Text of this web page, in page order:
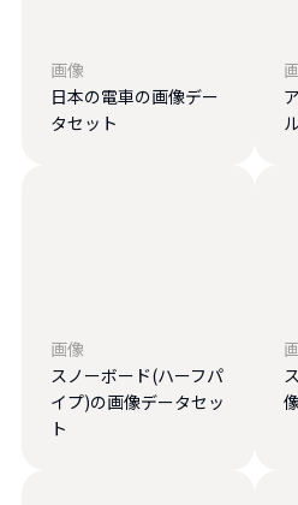
画像
日本の電車の画像デー
タセット
画像
スノーボード(ハーフパ
イプ)の画像データセッ
ト